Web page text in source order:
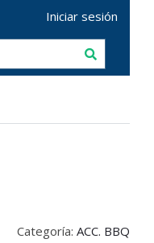
Iniciar sesión
Categoría: ACC. BBQ